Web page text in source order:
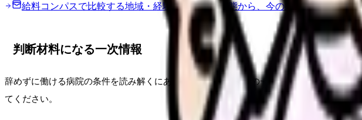
給料コンパスで比較する地域・経験年数・施設形態から、今の給料の現在地を
判断材料になる一次情報
辞めずに働ける病院の条件を読み解くにあたり、この記事は次の一次情報を土台にして
てください。